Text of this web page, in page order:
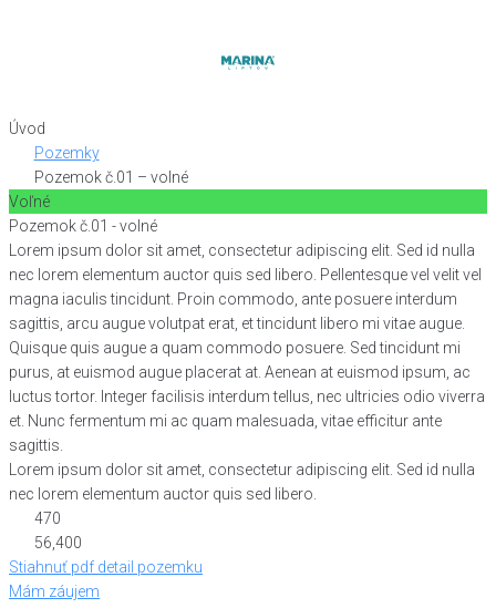
Úvod
Pozemky
Pozemok č.01 – volné
Voľné
Pozemok č.01 - volné
Lorem ipsum dolor sit amet, consectetur adipiscing elit. Sed id nulla
nec lorem elementum auctor quis sed libero. Pellentesque vel velit vel
magna iaculis tincidunt. Proin commodo, ante posuere interdum
sagittis, arcu augue volutpat erat, et tincidunt libero mi vitae augue.
Quisque quis augue a quam commodo posuere. Sed tincidunt mi
purus, at euismod augue placerat at. Aenean at euismod ipsum, ac
luctus tortor. Integer facilisis interdum tellus, nec ultricies odio viverra
et. Nunc fermentum mi ac quam malesuada, vitae efficitur ante
sagittis.
Lorem ipsum dolor sit amet, consectetur adipiscing elit. Sed id nulla
nec lorem elementum auctor quis sed libero.
470
56,400
Stiahnuť pdf detail pozemku
Mám záujem